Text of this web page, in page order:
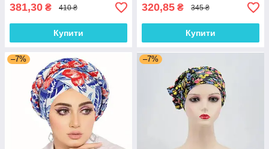
381,30 ₴ 410 ₴
Купити
320,85 ₴ 345 ₴
Купити
–7% –7%